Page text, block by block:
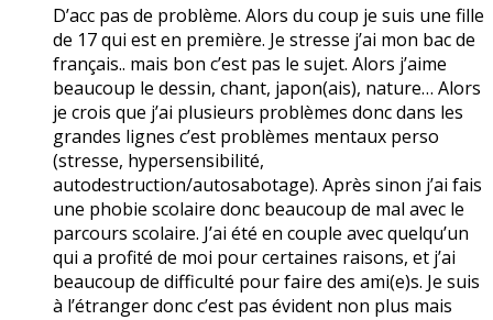
D’acc pas de problème. Alors du coup je suis une fille
de 17 qui est en première. Je stresse j’ai mon bac de
français.. mais bon c’est pas le sujet. Alors j’aime
beaucoup le dessin, chant, japon(ais), nature… Alors
je crois que j’ai plusieurs problèmes donc dans les
grandes lignes c’est problèmes mentaux perso
(stresse, hypersensibilité,
autodestruction/autosabotage). Après sinon j’ai fais
une phobie scolaire donc beaucoup de mal avec le
parcours scolaire. J’ai été en couple avec quelqu’un
qui a profité de moi pour certaines raisons, et j’ai
beaucoup de difficulté pour faire des ami(e)s. Je suis
à l’étranger donc c’est pas évident non plus mais